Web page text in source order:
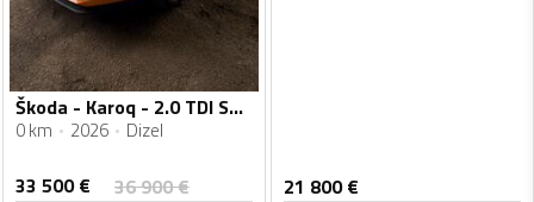
Škoda - Karoq - 2.0 TDI SELECTION PLUS 150 KS DSG 4x4
0 km 2026 Dizel
33 500€ 36 900€ 21 800€